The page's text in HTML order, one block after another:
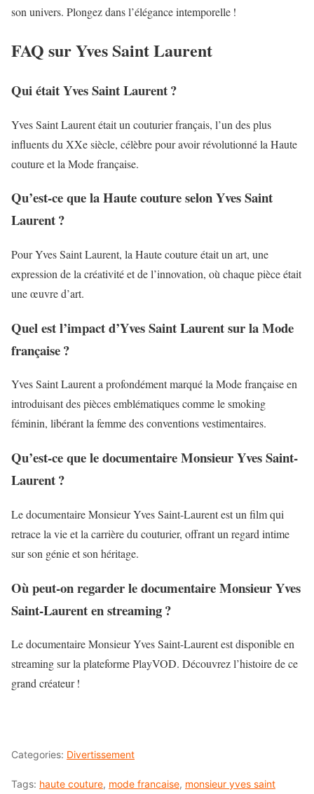
son univers. Plongez dans l’élégance intemporelle !
FAQ sur Yves Saint Laurent
Qui était Yves Saint Laurent ?
Yves Saint Laurent était un couturier français, l’un des plus
influents du XXe siècle, célèbre pour avoir révolutionné la Haute
couture et la Mode française.
Qu’est-ce que la Haute couture selon Yves Saint
Laurent ?
Pour Yves Saint Laurent, la Haute couture était un art, une
expression de la créativité et de l’innovation, où chaque pièce était
une œuvre d’art.
Quel est l’impact d’Yves Saint Laurent sur la Mode
française ?
Yves Saint Laurent a profondément marqué la Mode française en
introduisant des pièces emblématiques comme le smoking
féminin, libérant la femme des conventions vestimentaires.
Qu’est-ce que le documentaire Monsieur Yves Saint-
Laurent ?
Le documentaire Monsieur Yves Saint-Laurent est un film qui
retrace la vie et la carrière du couturier, offrant un regard intime
sur son génie et son héritage.
Où peut-on regarder le documentaire Monsieur Yves
Saint-Laurent en streaming ?
Le documentaire Monsieur Yves Saint-Laurent est disponible en
streaming sur la plateforme PlayVOD. Découvrez l’histoire de ce
grand créateur !
Categories: Divertissement
Tags: haute couture, mode francaise, monsieur yves saint